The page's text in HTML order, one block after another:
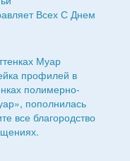
Всех С Днем
профилей в
полимерно-
пополнилась
все благородство